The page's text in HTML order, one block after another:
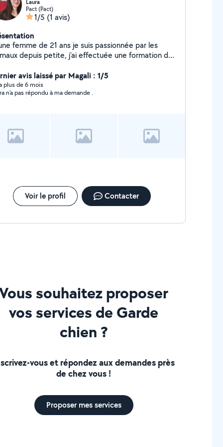
Laura
Pact (Pact)
1/5 (1 avis)
femme de 21 ans je suis passionnée par les
depuis petite, j'ai effectuée une formation de
deux années j'ai acquis beaucoup de connaissance
de mes cours: Anatomie animale, comportements,
physique et psychique de l'animal,
ans.
avis laissé par Magali : 1/5
plus de 6 mois
n’a pas répondu à ma demande .
Voir le profil Contacter
souhaitez proposer
vos services de Garde
chien ?
vous et répondez aux demandes près
de chez vous !
Proposer mes services